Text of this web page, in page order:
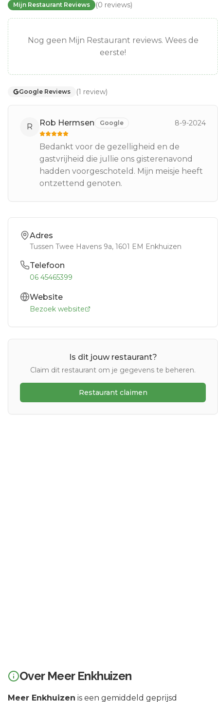
Mijn Restaurant Reviews (0 reviews)
Nog geen Mijn Restaurant reviews. Wees de
eerste!
Google Reviews (1 review)
R Rob Hermsen Google 8-9-2024
Bedankt voor de gezelligheid en de
gastvrijheid die jullie ons gisterenavond
hadden voorgeschoteld. Mijn meisje heeft
ontzettend genoten.
Adres
Tussen Twee Havens 9a, 1601 EM Enkhuizen
Telefoon
06 45465399
Website
Bezoek website
Is dit jouw restaurant?
Claim dit restaurant om je gegevens te beheren.
Restaurant claimen
Over Meer Enkhuizen
Meer Enkhuizen is een gemiddeld geprijsd